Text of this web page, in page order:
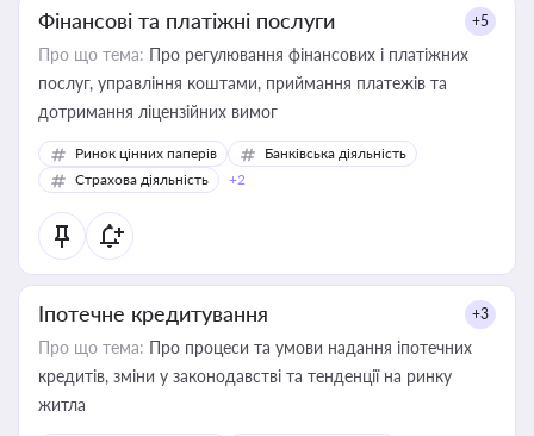
Фінансові та платіжні послуги +5
Про що тема: Про регулювання фінансових і платіжних
послуг, управління коштами, приймання платежів та
дотримання ліцензійних вимог
Ринок цінних паперів
Банківська діяльність
Страхова діяльність
+2
Іпотечне кредитування +3
Про що тема: Про процеси та умови надання іпотечних
кредитів, зміни у законодавстві та тенденції на ринку
житла